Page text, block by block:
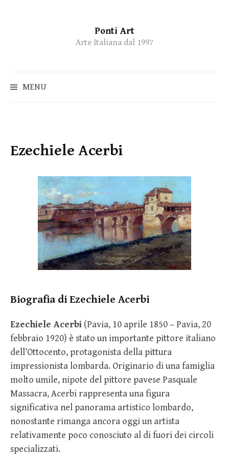
Ponti Art
Arte Italiana dal 1997
MENU
Ezechiele Acerbi
Biografia di Ezechiele Acerbi
Ezechiele Acerbi (Pavia, 10 aprile 1850 – Pavia, 20
febbraio 1920) è stato un importante pittore italiano
dell’Ottocento, protagonista della pittura
impressionista lombarda. Originario di una famiglia
molto umile, nipote del pittore pavese Pasquale
Massacra, Acerbi rappresenta una figura
significativa nel panorama artistico lombardo,
nonostante rimanga ancora oggi un artista
relativamente poco conosciuto al di fuori dei circoli
specializzati.